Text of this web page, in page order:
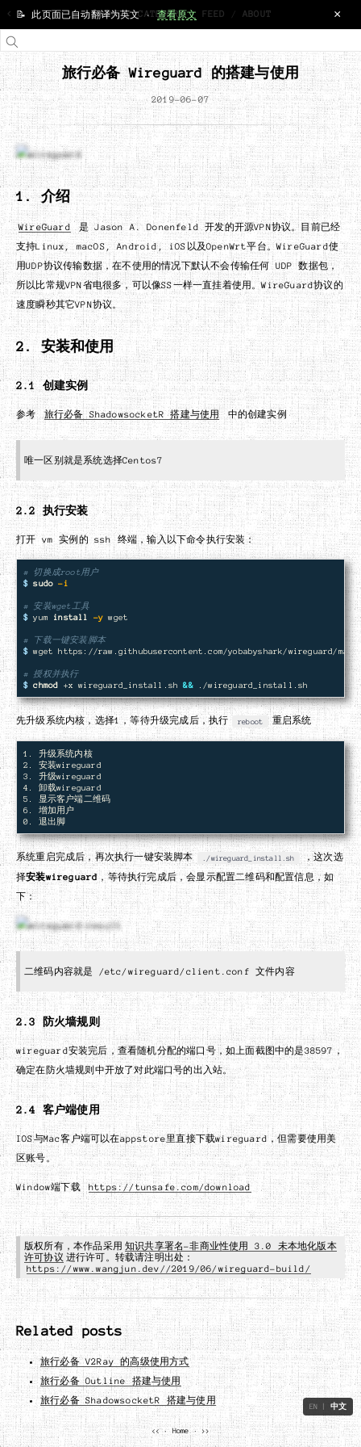
< HOME/CATEGORY/ FEED /ABOUT
旅行必备 Wireguard 的搭建与使用
2019-06-07
1. 介绍
WireGuard
是 Jason A. Donenfeld 开发的开源VPN协议。目前已经
支持Linux, macOS, Android, iOS以及OpenWrt平台。WireGuard使
用UDP协议传输数据，在不使用的情况下默认不会传输任何 UDP 数据包，
所以比常规VPN省电很多，可以像SS一样一直挂着使用。WireGuard协议的
速度瞬秒其它VPN协议。
2. 安装和使用
2.1 创建实例
参考 旅行必备 ShadowsocketR 搭建与使用 中的创建实例
唯一区别就是系统选择Centos7
2.2 执行安装
打开 vm 实例的 ssh 终端，输入以下命令执行安装：
# 切换成root用户
$ sudo -i
# 安装wget工具
$ yum install -y wget
# 下载一键安装脚本
$ wget https://raw.githubusercontent.com/yobabyshark/wireguard/
# 授权并执行
$ chmod +x wireguard_install.sh &&
先升级系统内核，选择1，等待升级完成后，执行 reboot 重启系统
1. 升级系统内核
2. 安装wireguard
3. 升级wireguard
4. 卸载wireguard
5. 显示客户端二维码
6. 增加用户
系统重启完成后，再次执行一键安装脚本 ./wireguard_install.sh ，这次选
择安装wireguard，等待执行完成后，会显示配置二维码和配置信息，如
下：
二维码内容就是 /etc/wireguard/client.conf 文件内容
2.3 防火墙规则
wireguard安装完后，查看随机分配的端口号，如上面截图中的是38597，
确定在防火墙规则中开放了对此端口号的出入站。
2.4 客户端使用
IOS与Mac客户端可以在appstore里直接下载wireguard，但需要使用美
区账号。
Window端下载 https://tunsafe.com/download
版权所有，本作品采用 知识共享署名-非商业性使用 3.0 未本地化版本
许可协议 进行许可。转载请注明出处：
https://www.wangjun.dev//2019/06/wireguard-build/
Related posts
旅行必备 V2Ray 的高级使用方式
旅行必备 Outline 搭建与使用
旅行必备 ShadowsocketR 搭建与使用
<< · Home · >>
📝 此页面已自动翻译为英文 ·查看原文 ×
EN 中文